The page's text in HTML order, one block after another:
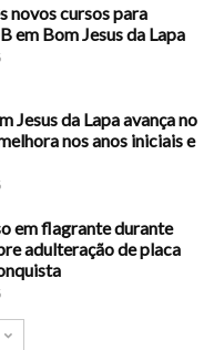
novos cursos para
em Bom Jesus da Lapa
Jesus da Lapa avança no
nos anos iniciais e
em flagrante durante
adulteração de placa